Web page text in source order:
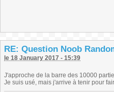
RE: Question Noob
le 18 January 2017 - 15:39
J'approche de la barre des 10000
Je suis usé, mais j'arrive à tenir pour